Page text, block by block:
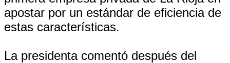
apostar por un estándar de eficiencia de
estas características.
La presidenta comentó después del